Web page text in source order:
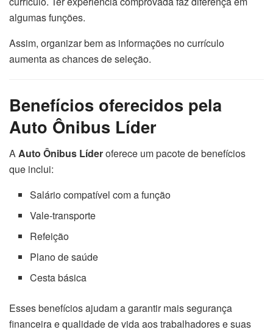
algumas funções.
Assim, organizar bem as informações no currículo
aumenta as chances de seleção.
Benefícios oferecidos pela
Auto Ônibus Líder
AAuto Ônibus Líderoferece um pacote de benefícios
que inclui:
Salário compatível com a função
Vale-transporte
Refeição
Plano de saúde
Cesta básica
Esses benefícios ajudam a garantir mais segurança
financeira e qualidade de vida aos trabalhadores e suas